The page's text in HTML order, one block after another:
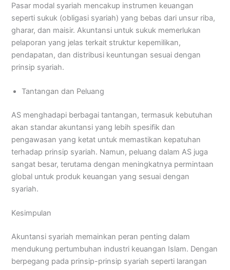
Pasar modal syariah mencakup instrumen keuangan
seperti sukuk (obligasi syariah) yang bebas dari unsur riba,
gharar, dan maisir. Akuntansi untuk sukuk memerlukan
pelaporan yang jelas terkait struktur kepemilikan,
pendapatan, dan distribusi keuntungan sesuai dengan
prinsip syariah.
Tantangan dan Peluang
AS menghadapi berbagai tantangan, termasuk kebutuhan
akan standar akuntansi yang lebih spesifik dan
pengawasan yang ketat untuk memastikan kepatuhan
terhadap prinsip syariah. Namun, peluang dalam AS juga
sangat besar, terutama dengan meningkatnya permintaan
global untuk produk keuangan yang sesuai dengan
syariah.
Kesimpulan
Akuntansi syariah memainkan peran penting dalam
mendukung pertumbuhan industri keuangan Islam. Dengan
berpegang pada prinsip-prinsip syariah seperti larangan